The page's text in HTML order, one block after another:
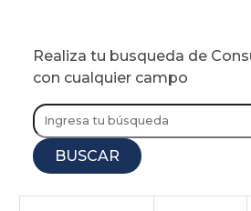
Realiza tu busqueda de
con cualquier campo
BUSCAR